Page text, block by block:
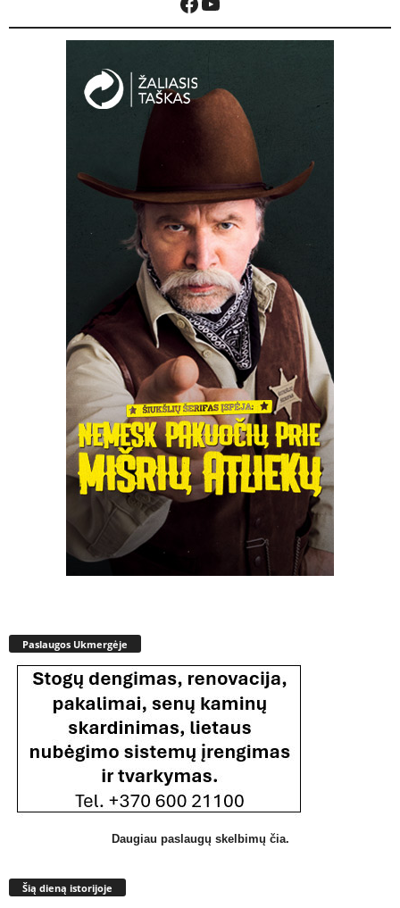
Paslaugos Ukmergėje
Daugiau paslaugų skelbimų čia.
Šią dieną istorijoje